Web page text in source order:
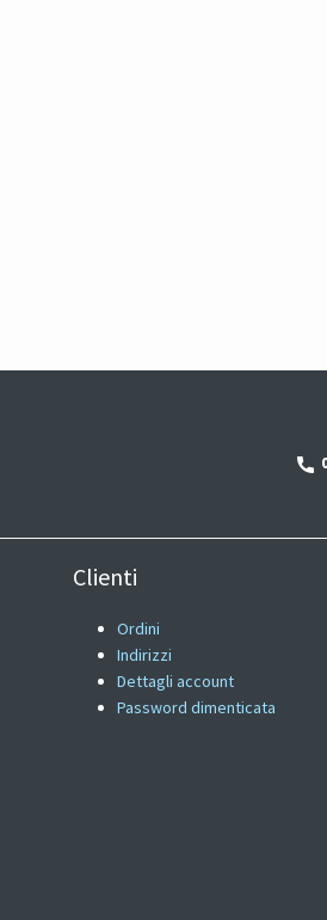
Clienti
Ordini
Indirizzi
Dettagli account
Password dimenticata